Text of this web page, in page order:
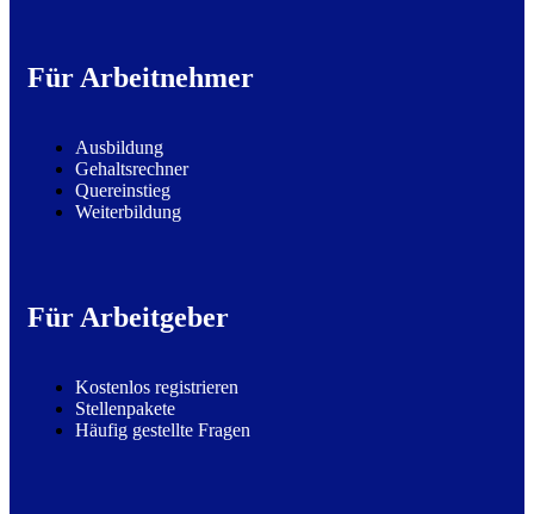
Für Arbeitnehmer
Ausbildung
Gehaltsrechner
Quereinstieg
Weiterbildung
Für Arbeitgeber
Kostenlos registrieren
Stellenpakete
Häufig gestellte Fragen